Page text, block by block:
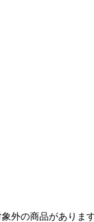
外の商品があり